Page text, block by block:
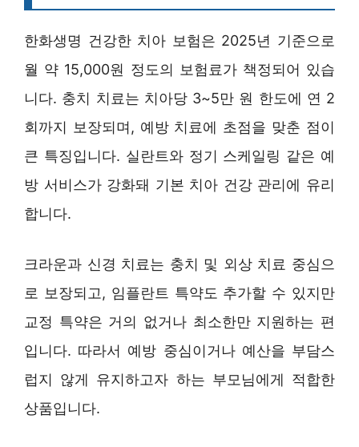
한화생명 건강한 치아 보험은 2025년 기준으로
월 약 15,000원 정도의 보험료가 책정되어 있습
니다. 충치 치료는 치아당 3~5만 원 한도에 연 2
회까지 보장되며, 예방 치료에 초점을 맞춘 점이
큰 특징입니다. 실란트와 정기 스케일링 같은 예
방 서비스가 강화돼 기본 치아 건강 관리에 유리
합니다.
크라운과 신경 치료는 충치 및 외상 치료 중심으
로 보장되고, 임플란트 특약도 추가할 수 있지만
교정 특약은 거의 없거나 최소한만 지원하는 편
입니다. 따라서 예방 중심이거나 예산을 부담스
럽지 않게 유지하고자 하는 부모님에게 적합한
상품입니다.